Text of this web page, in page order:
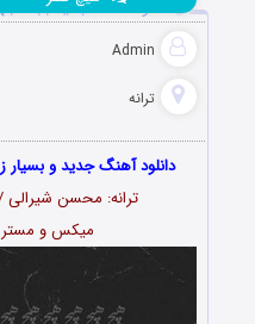
دانلود آهنگ جدید بابک
Admin
ترانه
دانلود آهنگ جدید و
ترانه: محسن
میکس و